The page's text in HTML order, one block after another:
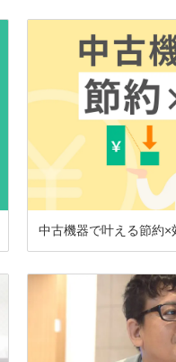
中古機器で叶える節約×